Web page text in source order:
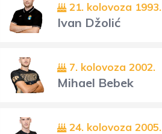
21. kolovoza 1993.
Ivan Džolić
7. kolovoza 2002.
Mihael Bebek
24. kolovoza 2005.